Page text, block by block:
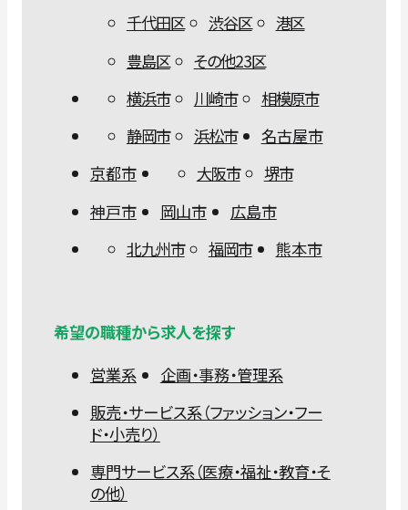
千代田区 渋谷区
港区
豊島区
その他23区
横浜市
川崎市
相模原市
静岡市
浜松市
名古屋市
京都市
大阪市
堺市
神戸市
岡山市
広島市
北九州市
福岡市 熊本市
希望の職種から求人を探す
営業系
企画・事務・管理系
販売・サービス系（ファッション・フー
ド・小売り）
専門サービス系（医療・福祉・教育・そ
の他）